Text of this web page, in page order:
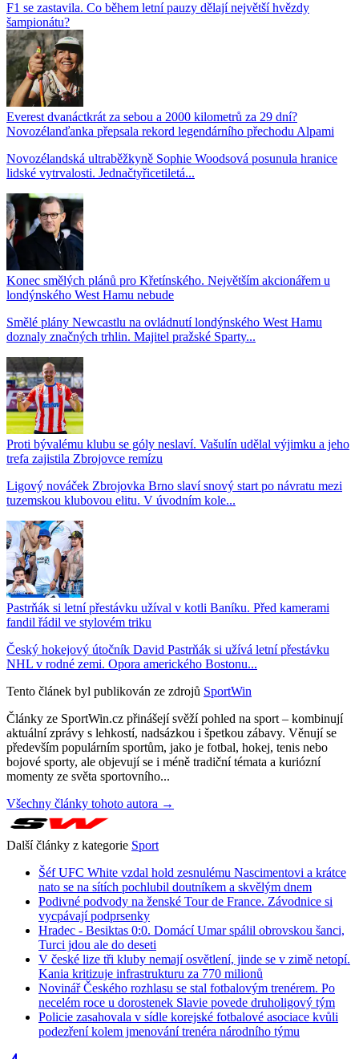
F1 se zastavila. Co během letní pauzy dělají největší hvězdy
šampionátu?
Everest dvanáctkrát za sebou a 2000 kilometrů za 29 dní?
Novozélanďanka přepsala rekord legendárního přechodu Alpami
Novozélandská ultraběžkyně Sophie Woodsová posunula hranice
lidské vytrvalosti. Jednačtyřicetiletá...
Konec smělých plánů pro Křetínského. Největším akcionářem u
londýnského West Hamu nebude
Smělé plány Newcastlu na ovládnutí londýnského West Hamu
doznaly značných trhlin. Majitel pražské Sparty...
Proti bývalému klubu se góly neslaví. Vašulín udělal výjimku a jeho
trefa zajistila Zbrojovce remízu
Ligový nováček Zbrojovka Brno slaví snový start po návratu mezi
tuzemskou klubovou elitu. V úvodním kole...
Pastrňák si letní přestávku užíval v kotli Baníku. Před kamerami
fandil řádil ve stylovém triku
Český hokejový útočník David Pastrňák si užívá letní přestávku
NHL v rodné zemi. Opora amerického Bostonu...
Tento článek byl publikován ze zdrojů SportWin
Články ze SportWin.cz přinášejí svěží pohled na sport – kombinují
aktuální zprávy s lehkostí, nadsázkou i špetkou zábavy. Věnují se
především populárním sportům, jako je fotbal, hokej, tenis nebo
bojové sporty, ale objevují se i méně tradiční témata a kuriózní
momenty ze světa sportovního...
Všechny články tohoto autora →
Další články z kategorie Sport
Šéf UFC White vzdal hold zesnulému Nascimentovi a krátce
nato se na sítích pochlubil doutníkem a skvělým dnem
Podivné podvody na ženské Tour de France. Závodnice si
vycpávají podprsenky
Hradec - Besiktas 0:0. Domácí Umar spálil obrovskou šanci,
Turci jdou ale do deseti
V české lize tři kluby nemají osvětlení, jinde se v zimě netopí.
Kania kritizuje infrastrukturu za 770 milionů
Novinář Českého rozhlasu se stal fotbalovým trenérem. Po
necelém roce u dorostenek Slavie povede druholigový tým
Policie zasahovala v sídle korejské fotbalové asociace kvůli
podezření kolem jmenování trenéra národního týmu